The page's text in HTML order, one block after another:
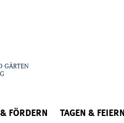
FÖRDERN TAGEN & FEIERN